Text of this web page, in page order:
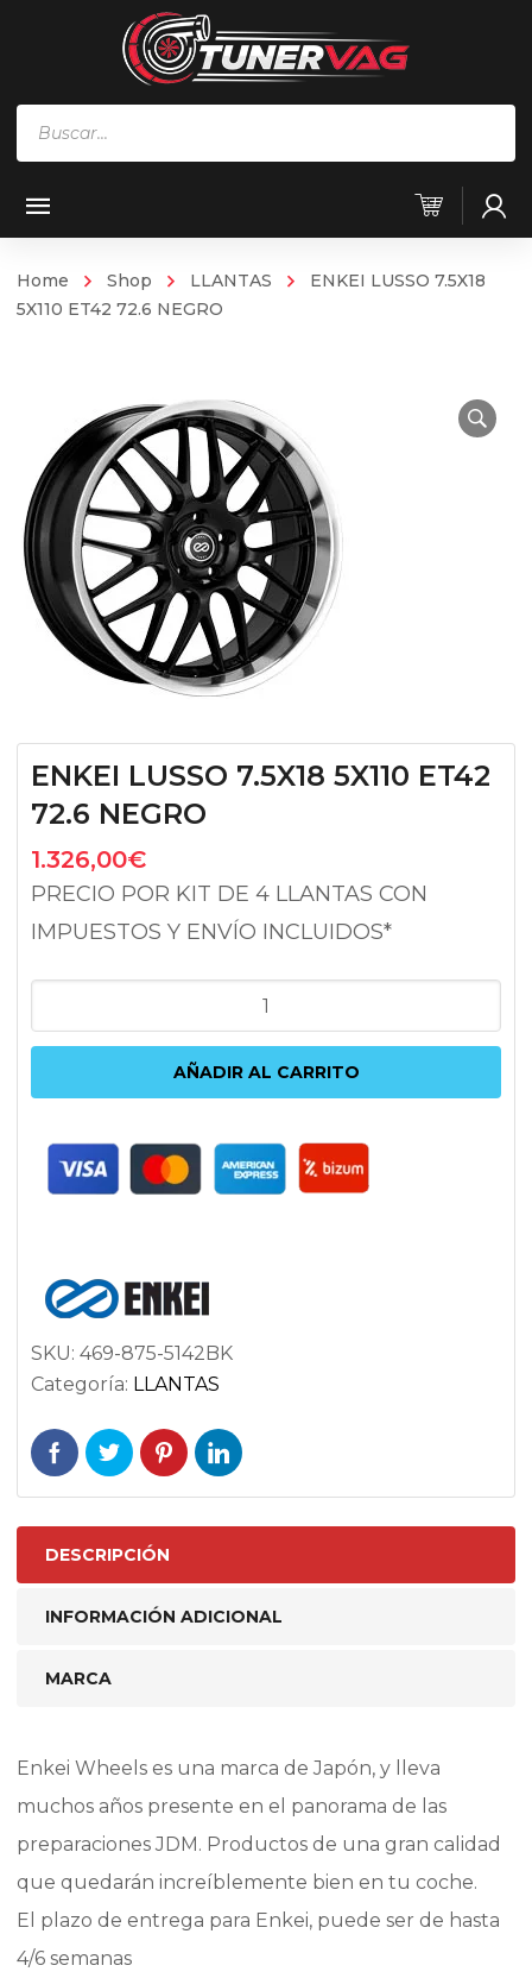
Home Shop LLANTAS
ENKEI LUSSO 7.5X18
5X110 ET42 72.6 NEGRO
ENKEI LUSSO 7.5X18 5X110 ET42
72.6 NEGRO
1.326,00€
PRECIO POR KIT DE 4 LLANTAS CON
IMPUESTOS Y ENVÍO INCLUIDOS*
LUSSO
5X110
72.6
NEGRO
AÑADIR AL CARRITO
SKU: 469-875-5142BK
Categoría: LLANTAS
DESCRIPCIÓN
INFORMACIÓN ADICIONAL
MARCA
Enkei Wheels es una marca de Japón, y lleva
muchos años presente en el panorama de las
preparaciones JDM. Productos de una gran calidad
que quedarán increíblemente bien en tu coche.
El plazo de entrega para Enkei, puede ser de hasta
4/6 semanas